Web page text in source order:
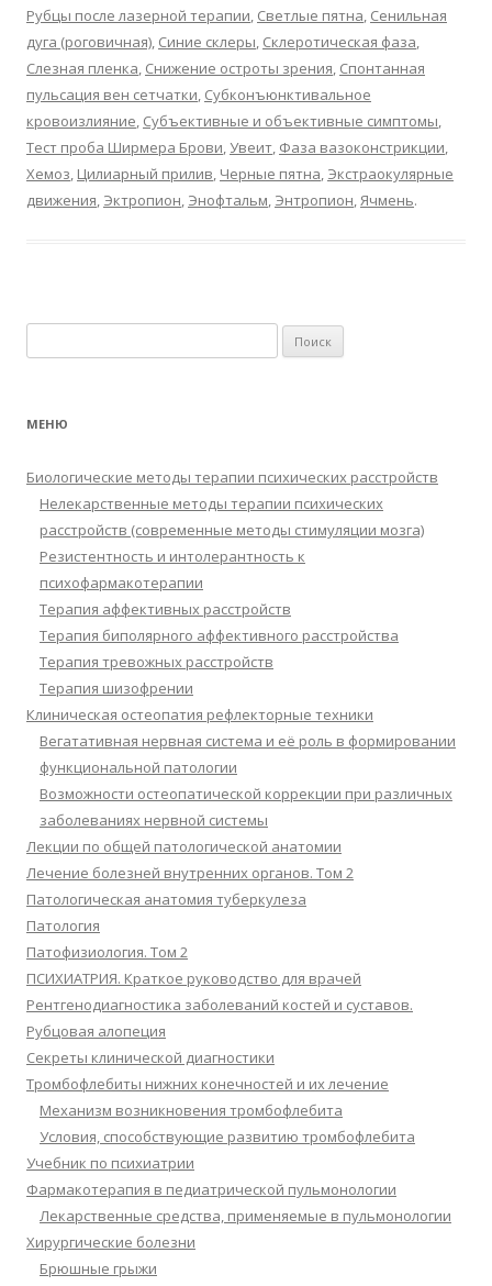
Рубцы после лазерной терапии, Светлые пятна, Сенильная
дуга (роговичная), Синие склеры, Склеротическая фаза,
Слезная пленка, Снижение остроты зрения, Спонтанная
пульсация вен сетчатки, Субконъюнктивальное
кровоизлияние, Субъективные и объективные симптомы,
Тест проба Ширмера Брови,Увеит, Фаза вазоконстрикции,
Хемоз, Цилиарный прилив, Черные пятна, Экстраокулярные
движения, Эктропион, Энофтальм, Энтропион,Ячмень.
МЕНЮ
Биологические методы терапии психических расстройств
Нелекарственные методы терапии психических
расстройств (современные методы стимуляции мозга)
Резистентность и интолерантность к
психофармакотерапии
Терапия аффективных расстройств
Терапия биполярного аффективного расстройства
Терапия тревожных расстройств
Терапия шизофрении
Клиническая остеопатия рефлекторные техники
Вегатативная нервная система и её роль в формировании
функциональной патологии
Возможности остеопатической коррекции при различных
заболеваниях нервной системы
Лекции по общей патологической анатомии
Лечение болезней внутренних органов. Том 2
Патологическая анатомия туберкулеза
Патология
Патофизиология. Том 2
ПСИХИАТРИЯ. Краткое руководство для врачей
Рентгенодиагностика заболеваний костей и суставов.
Рубцовая алопеция
Секреты клинической диагностики
Тромбофлебиты нижних конечностей и их лечение
Механизм возникновения тромбофлебита
Условия, способствующие развитию тромбофлебита
Учебник по психиатрии
Фармакотерапия в педиатрической пульмонологии
Лекарственные средства, применяемые в пульмонологии
Хирургические болезни
Брюшные грыжи